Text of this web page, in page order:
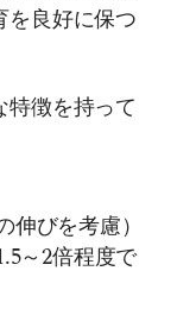
を良好に保つ
徴を持って
びを考慮）
～2倍程度で